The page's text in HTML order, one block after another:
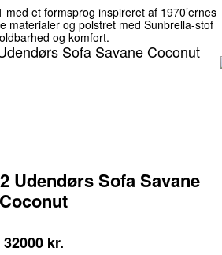
Udendørs Sofa Savane
Coconut
et formsprog inspireret af 1970’ernes
materialer og polstret med Sunbrella-stof
og komfort.
32000 kr.